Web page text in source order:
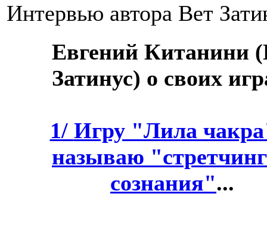
Интервью автора Вет
Евгений Китанини
Затинус) о своих
1/ Игру "Лила
называю
сознания"...